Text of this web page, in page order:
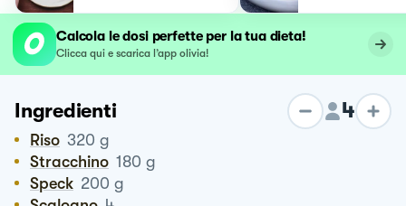
Calcola le dosi perfette per la tua dieta!
Clicca qui e scarica l’app olivia!
Ingredienti 4
Riso 320 g
Stracchino 180 g
Speck 200 g